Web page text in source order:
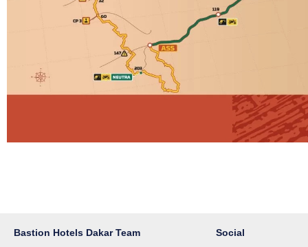
Bastion Hotels Dakar Team Social